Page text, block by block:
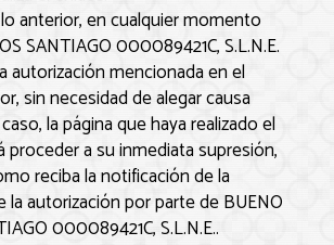
anterior, en cualquier momento
SANTIAGO 000089421C, S.L.N.E.
autorización mencionada en el
sin necesidad de alegar causa
la página que haya realizado el
proceder a su inmediata supresión,
reciba la notificación de la
la autorización por parte deBUENO
000089421C, S.L.N.E..